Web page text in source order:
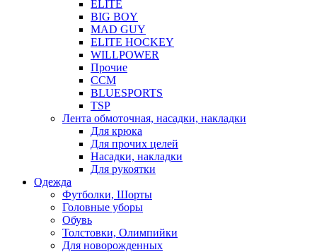
ELITE
BIG BOY
MAD GUY
ELITE HOCKEY
WILLPOWER
Прочие
CCM
BLUESPORTS
TSP
Лента обмоточная, насадки, накладки
Для крюка
Для прочих целей
Насадки, накладки
Для рукоятки
Одежда
Футболки, Шорты
Головные уборы
Обувь
Толстовки, Олимпийки
Для новорожденных